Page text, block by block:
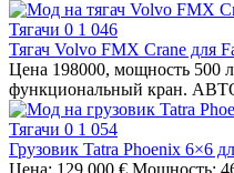
Тягачи 0 1 046
Тягач Volvo FMX Crane для
Цена 198000, мощность 500
функциональный кран.
Тягачи 0 1 054
Грузовик Tatra Phoenix 6×6
Цена: 129.000 € Мощность: